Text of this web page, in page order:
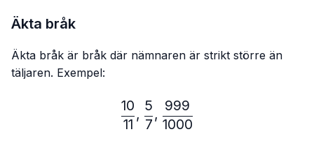
Äkta bråk
Äkta bråk är bråk där nämnaren är strikt större än
täljaren. Exempel:
11
10
,
7
5
,
1000
999